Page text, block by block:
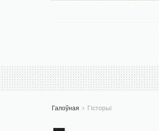
Галоўная Гісторыі